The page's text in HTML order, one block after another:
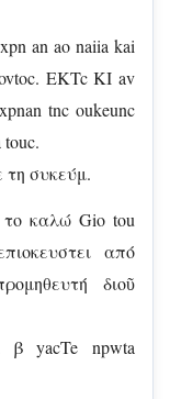
an ao naiia kai
EKTc KI av
tnc oukeunc
touc.
τη συκεύμ.
το καλώ Gio tou
από
διοῦ
β yacTe npwta